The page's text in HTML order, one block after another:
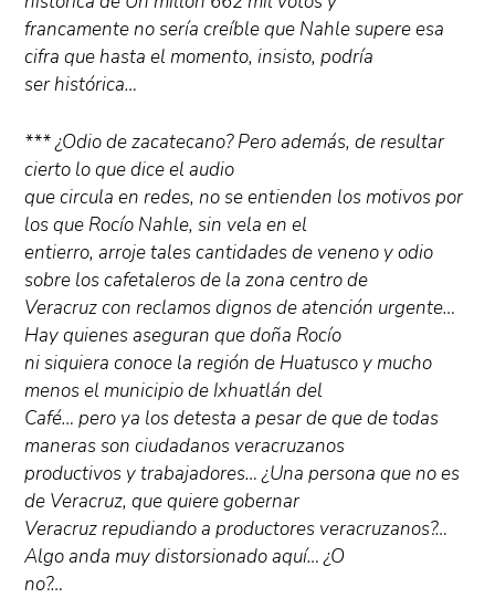
francamente no sería creíble que Nahle supere esa
cifra que hasta el momento, insisto, podría
ser histórica…
*** ¿Odio de zacatecano? Pero además, de resultar
cierto lo que dice el audio
que circula en redes, no se entienden los motivos por
los que Rocío Nahle, sin vela en el
entierro, arroje tales cantidades de veneno y odio
sobre los cafetaleros de la zona centro de
Veracruz con reclamos dignos de atención urgente…
Hay quienes aseguran que doña Rocío
ni siquiera conoce la región de Huatusco y mucho
menos el municipio de Ixhuatlán del
Café… pero ya los detesta a pesar de que de todas
maneras son ciudadanos veracruzanos
productivos y trabajadores… ¿Una persona que no es
de Veracruz, que quiere gobernar
Veracruz repudiando a productores veracruzanos?…
Algo anda muy distorsionado aquí… ¿O
no?…